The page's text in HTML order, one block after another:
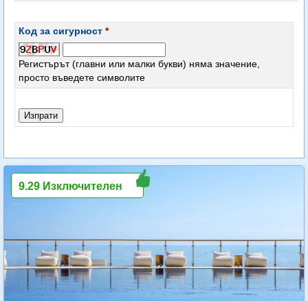
Код за сигурност *
Регистърът (главни или малки букви) няма значение,
просто въведете символите
9.29 Изключителен